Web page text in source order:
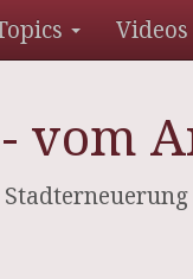
Videos
vom